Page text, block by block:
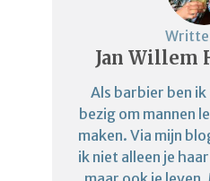
Jan Willem
Als barbier ben ik
bezig om mannen
maken. Via mijn
ik niet alleen je